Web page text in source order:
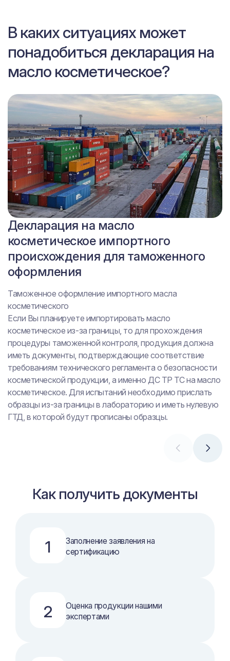
В каких ситуациях может
понадобиться декларация на
масло косметическое?
Декларация на масло
косметическое импортного
происхождения для таможенного
оформления
Таможенное оформление импортного масла
косметического
Если Вы планируете импортировать масло
косметическое из-за границы, то для прохождения
процедуры таможенной контроля, продукция должна
иметь документы, подтверждающие соответствие
требованиям технического регламента о безопасности
косметической продукции, а именно ДС ТР ТС на масло
косметическое. Для испытаний необходимо прислать
образцы из-за границы в лабораторию и иметь нулевую
ГТД, в которой будут прописаны образцы.
Сертификат на масло
косметическое отечественного
производства
Реализация и производство отечественного масла
Для беспрепятственной реализации и производства
косметической продукции на всей территории
Таможенного союза (Россия, Белоруссия, Казахстан,
Киргизия, Армения) ее качество должно быть
подтверждено соответствующими документами. В
первую очередь, производителю необходимо
позаботиться проведением испытаний продукции и
оформлением декларации о соответствии ТР ТС
009/2011.
Как получить документы
1
Заполнение заявления на
сертификацию
2
Оценка продукции нашими
экспертами